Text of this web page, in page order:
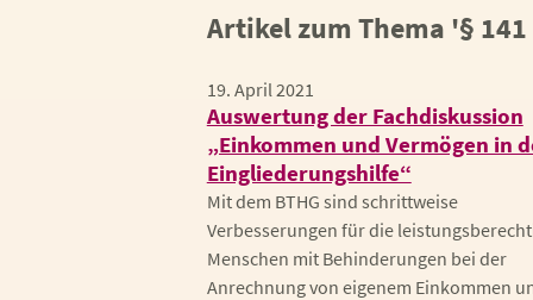
Artikel zum Thema '§ 141
19. April 2021
Auswertung der Fachdiskussion
„Einkommen und Vermögen in
Eingliederungshilfe“
Mit dem BTHG sind schrittweise
Verbesserungen für die
Menschen mit Behinderungen bei der
Anrechnung von eigenem Einkommen